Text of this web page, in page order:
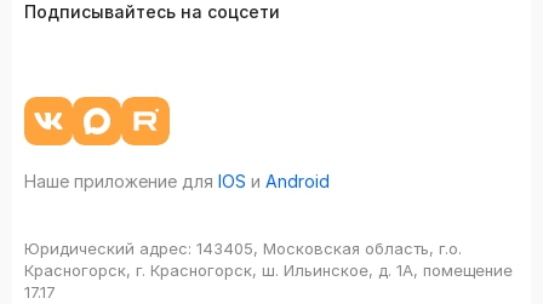
Подписывайтесь на соцсети
Наше приложение для IOS и Android
Юридический адрес: 143405, Московская область, г.о.
Красногорск, г. Красногорск, ш. Ильинское, д. 1А, помещение
17.17